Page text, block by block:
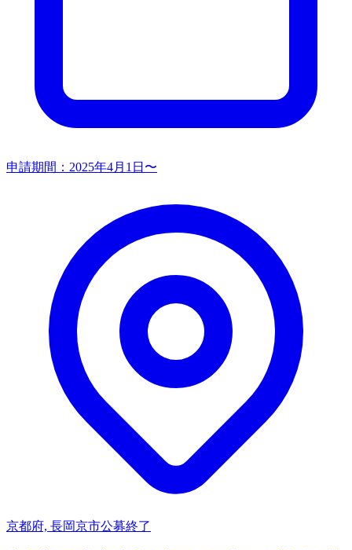
申請期間： 2025年4月1日〜
京都府, 長岡京市公募終了